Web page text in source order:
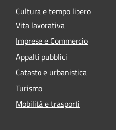
Cultura e tempo libero
Vita lavorativa
Imprese e Commercio
Appalti pubblici
Catasto e urbanistica
Turismo
Mobilità e trasporti